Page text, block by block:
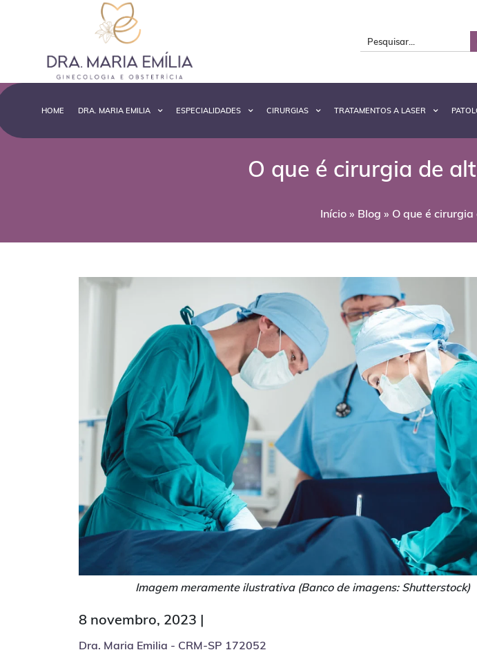
HOME DRA. MARIA EMILIA ESPECIALIDADES CIRURGIAS TRATAMENTOS A LASER
O que é cirurgia de
Início » Blog » O que é
Imagem meramente ilustrativa (Banco de imagens: Shutterstock)
8 novembro, 2023 |
Dra. Maria Emilia - CRM-SP 172052